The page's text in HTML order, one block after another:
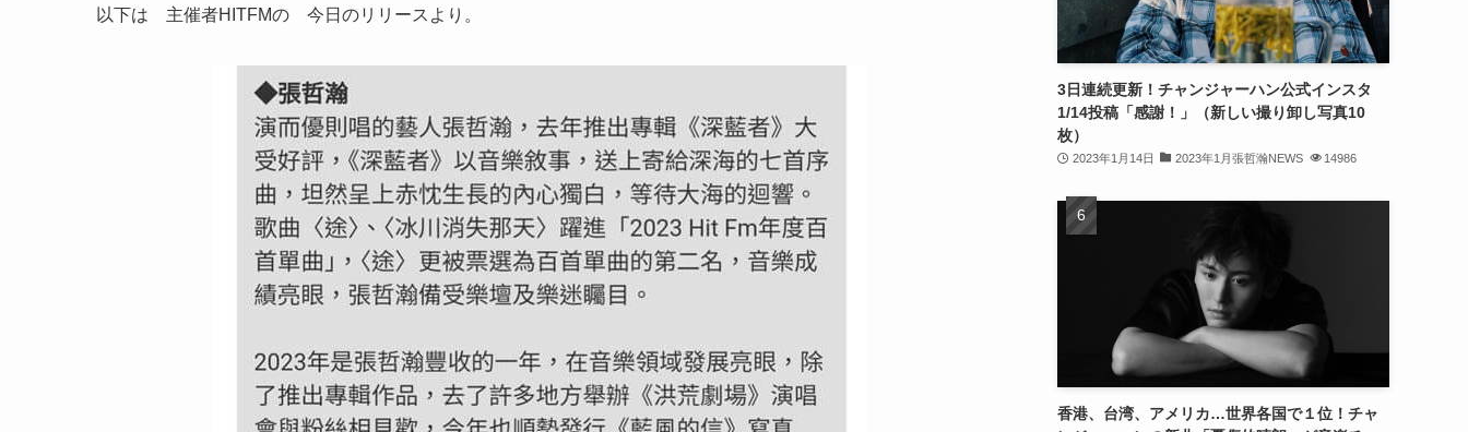
以下は 主催者HITFMの 今日のリリースより。 (30)
(32)
(32)
(26)
(23)
(13)
(8)
3日連続更新！チャンジャーハン公式インスタ
1/14投稿「感謝！」（新しい撮り卸し写真10
枚）
2023年1月14日 2023年1月張哲瀚NEWS 14986
香港、台湾、アメリカ…世界各国で１位！チャ